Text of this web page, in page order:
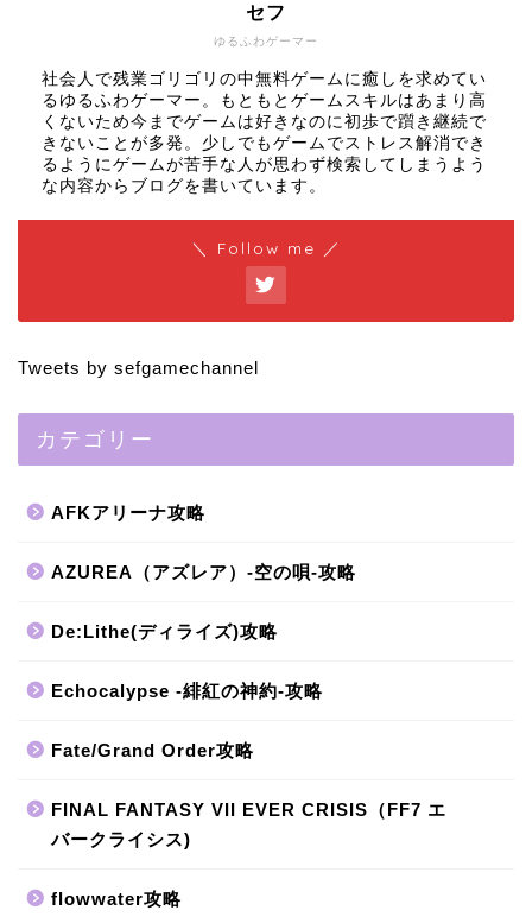
ゆるふわゲーマー
セフ
社会人で残業ゴリゴリの中無料ゲームに癒しを求めてい
るゆるふわゲーマー。もともとゲームスキルはあまり高
くないため今までゲームは好きなのに初歩で躓き継続で
きないことが多発。少しでもゲームでストレス解消でき
るようにゲームが苦手な人が思わず検索してしまうよう
な内容からブログを書いています。
＼ Follow me ／
Tweets by sefgamechannel
カテゴリー
AFKアリーナ攻略
AZUREA（アズレア）-空の唄-攻略
De:Lithe(ディライズ)攻略
Echocalypse -緋紅の神約-攻略
Fate/Grand Order攻略
FINAL FANTASY VII EVER CRISIS（FF7 エ
バークライシス)
flowwater攻略